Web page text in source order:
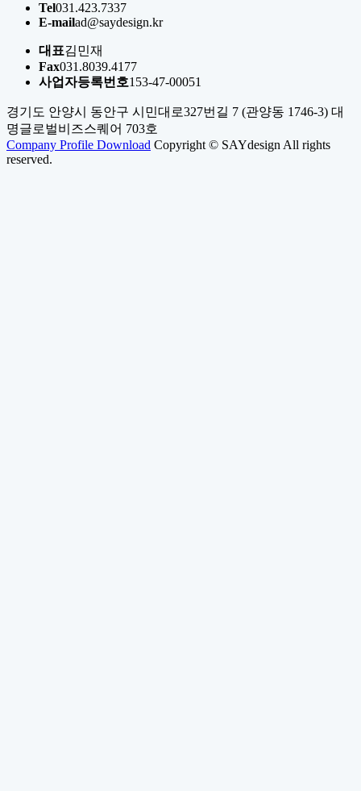
Tel031.423.7337
E-mailad@saydesign.kr
대표김민재
Fax031.8039.4177
사업자등록번호153-47-00051
경기도 안양시 동안구 시민대로327번길 7 (관양동 1746-3) 대
명글로벌비즈스퀘어 703호
Company Profile Download Copyright © SAYdesign All rights
reserved.